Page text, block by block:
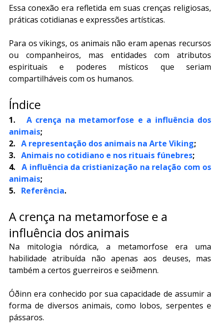
Essa conexão era refletida em suas crenças religiosas,
práticas cotidianas e expressões artísticas.
Para os vikings, os animais não eram apenas recursos
ou companheiros, mas entidades com atributos
espirituais e poderes místicos que seriam
compartilháveis com os humanos.
Índice
1. A crença na metamorfose e a influência dos
animais;
2. A representação dos animais na Arte Viking;
3. Animais no cotidiano e nos rituais fúnebres;
4. A influência da cristianização na relação com os
animais;
5. Referência.
A crença na metamorfose e a
influência dos animais
Na mitologia nórdica, a metamorfose era uma
habilidade atribuída não apenas aos deuses, mas
também a certos guerreiros e seiðmenn.
Óðinn era conhecido por sua capacidade de assumir a
forma de diversos animais, como lobos, serpentes e
pássaros.